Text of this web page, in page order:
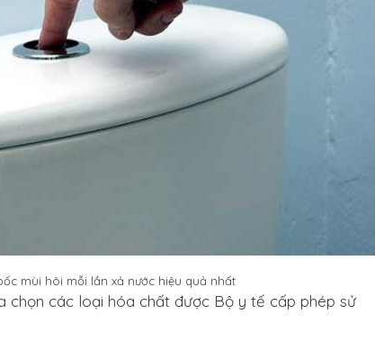
mùi hôi mỗi lần xả nước hiệu quả nhất
chọn các loại hóa chất được Bộ y tế cấp phép sử